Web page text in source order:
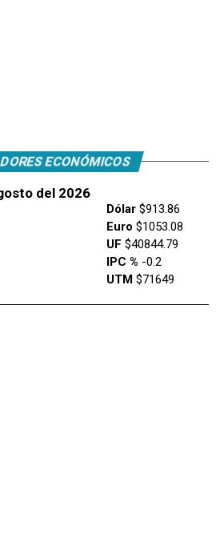
ECONÓMICOS
del 2026
Dólar$913.86
Euro $1053.08
UF $40844.79
IPC % -0.2
UTM $71649